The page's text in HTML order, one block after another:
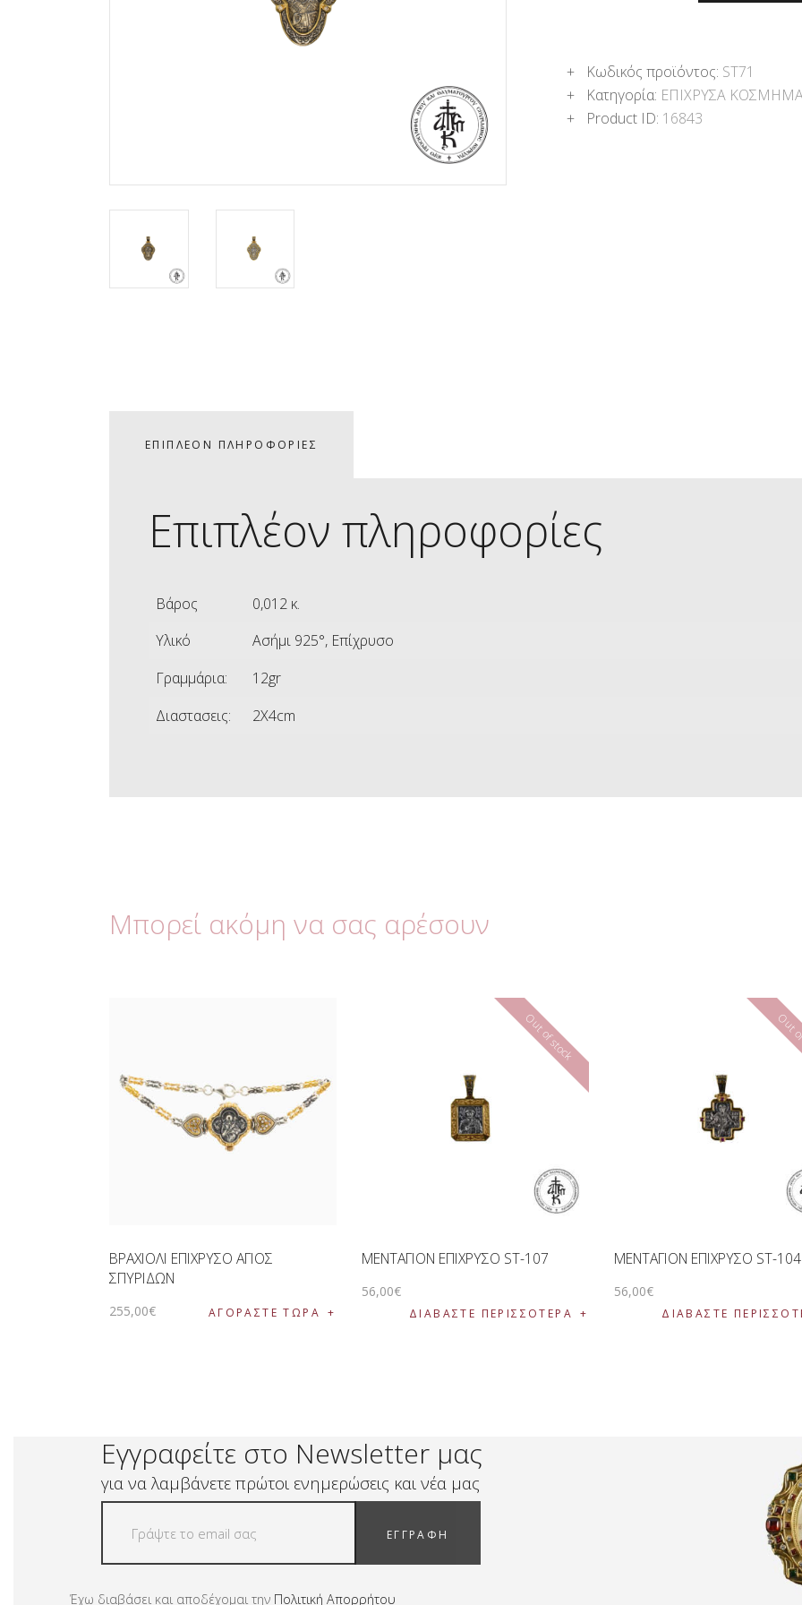
Κωδικός προϊόντος: ST71
Κατηγορία: ΕΠΙΧΡΥΣΑ
Product ID: 16843
ΕΠΙΠΛΈΟΝ ΠΛΗΡΟΦΟΡΊΕΣ
Επιπλέον πληροφορίες
Βάρος
0,012 κ.
Υλικό
Ασήμι 925°, Επίχρυσο
Γραμμάρια:
12gr
Διαστασεις:
2X4cm
Μπορεί ακόμη να σας αρέσουν
ΒΡΑΧΙΟΛΙ ΕΠΙΧΡΥΣΟ ΑΓΙΟΣ
ΣΠΥΡΙΔΩΝ
255,00€ ΑΓΟΡΑΣΤΕ ΤΩΡΑ
Out of stock
ΜΕΝΤΑΓΙΟΝ ΕΠΙΧΡΥΣΟ ST-107
56,00€
ΔΙΑΒΆΣΤΕ ΠΕΡΙΣΣΌΤΕΡΑ
Out
ΜΕΝΤΑΓΙΟΝ ΕΠΙΧΡΥΣΟ ST-104
56,00€
ΔΙΑΒΆΣΤΕ
Εγγραφείτε στο Newsletter μας
για να λαμβάνετε πρώτοι ενημερώσεις και νέα μας
ΕΓΓΡΑΦΗ
Έχω διαβάσει και αποδέχομαι την Πολιτική Απορρήτου